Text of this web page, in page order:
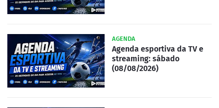
AGENDA
Agenda esportiva da TV e
streaming: sábado
(08/08/2026)